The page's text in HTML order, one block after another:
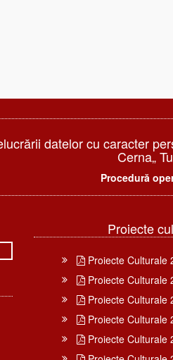
datelor cu caracter
Cerna„
Procedură
Proiecte
Proiecte Culturale
Proiecte Culturale
Proiecte Culturale
Proiecte Culturale
Proiecte Culturale